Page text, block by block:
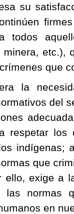
su
todos
etc.),
que
la
del
respetar
indígenas;
que
ello, exige a
las normas
en